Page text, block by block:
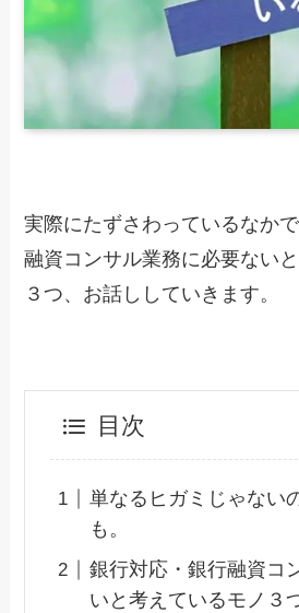
実際にたずさわっているなか
融資コンサル業務に必要ない
３つ、お話ししていきます。
目次
単なるヒガミじゃない
も。
銀行対応・銀行融資コ
いと考えているモノ３